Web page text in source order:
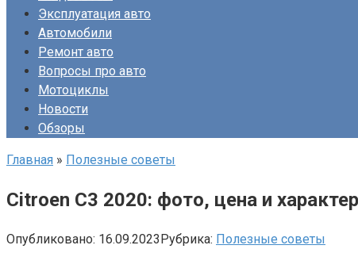
Эксплуатация авто
Автомобили
Ремонт авто
Вопросы про авто
Мотоциклы
Новости
Обзоры
Главная » Полезные советы
Citroen C3 2020: фото, цена и
Опубликовано: 16.09.2023Рубрика: Полезные советы